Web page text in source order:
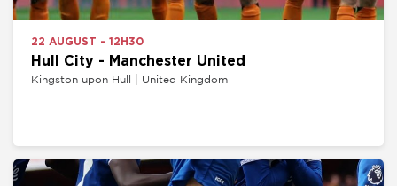
22 AUGUST - 12H30
Hull City - Manchester United
Kingston upon Hull | United Kingdom